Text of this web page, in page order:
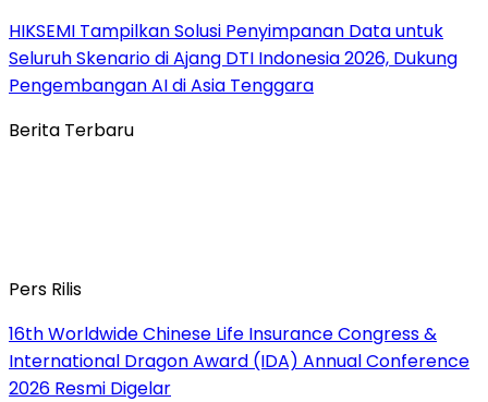
HIKSEMI Tampilkan Solusi Penyimpanan Data untuk
Seluruh Skenario di Ajang DTI Indonesia 2026, Dukung
Pengembangan AI di Asia Tenggara
Berita Terbaru
Pers Rilis
16th Worldwide Chinese Life Insurance Congress &
International Dragon Award (IDA) Annual Conference
2026 Resmi Digelar